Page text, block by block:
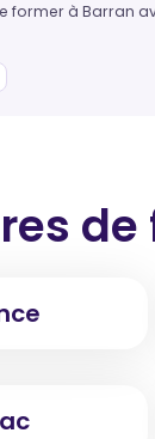
former à Barran